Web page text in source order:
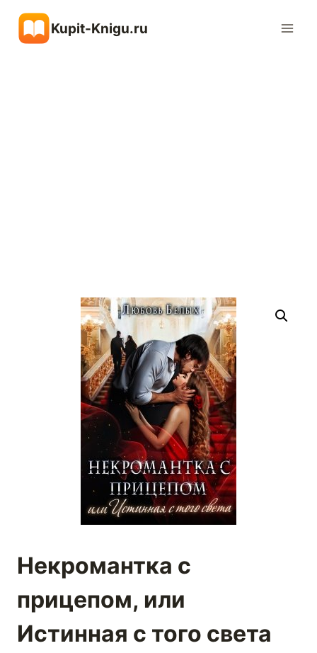
содержимому
Kupit-Knigu.ru
Некромантка с
прицепом, или
Истинная с того света